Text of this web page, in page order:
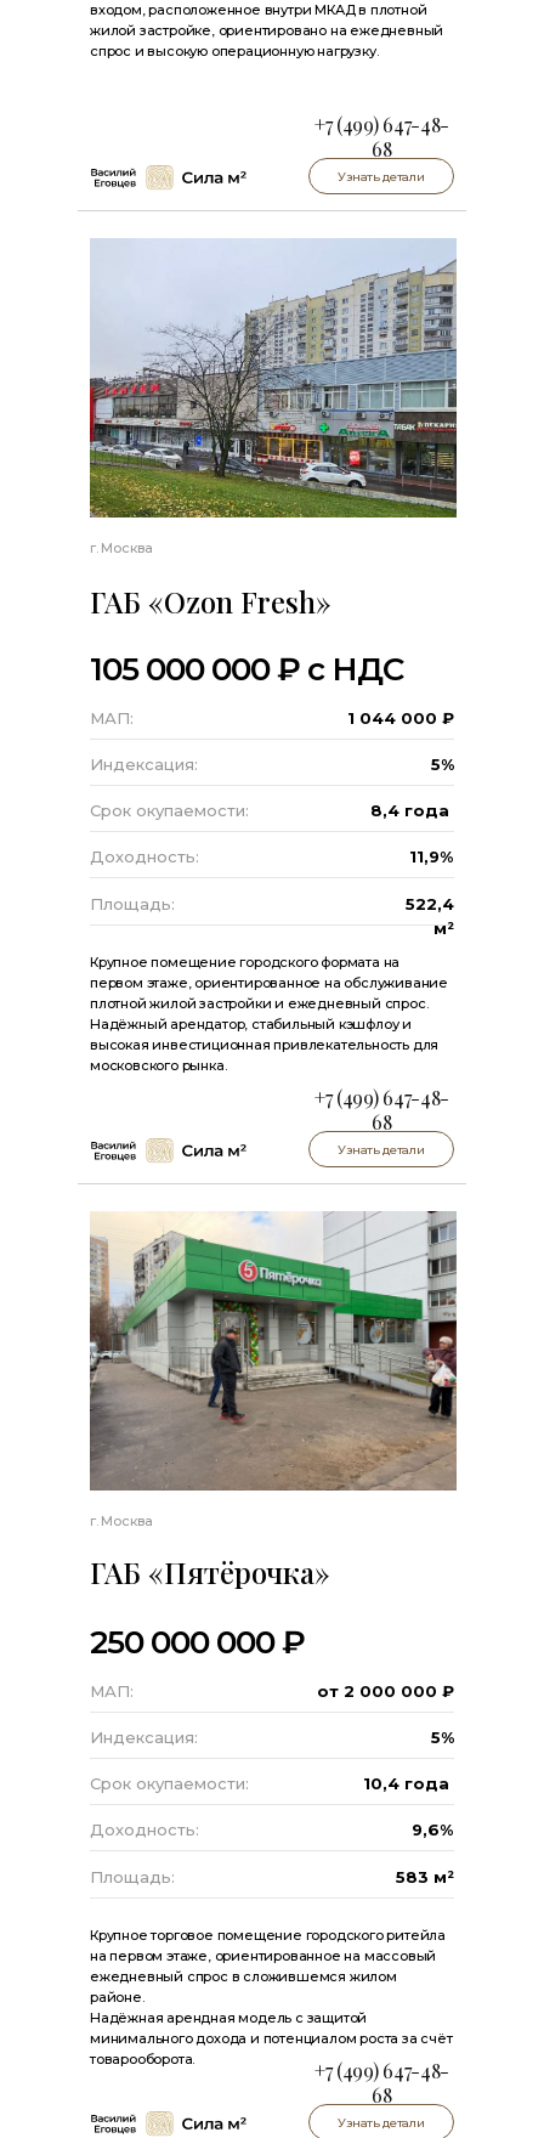
Узнать детали
входом, расположенное внутри МКАД в плотной
жилой застройке, ориентировано на ежедневный
спрос и высокую операционную нагрузку.
+7 (499) 647-48-
68
Узнать детали
11,9%
Доходность:
8,4 года
Срок окупаемости:
5%
Индексация:
ГАБ «Ozon Fresh»
522,4
м²
Площадь:
г. Москва
МАП: 1 044 000 ₽
Крупное помещение городского формата на
первом этаже, ориентированное на обслуживание
плотной жилой застройки и ежедневный спрос.
Надёжный арендатор, стабильный кэшфлоу и
высокая инвестиционная привлекательность для
московского рынка.
105 000 000 ₽ c НДС
+7 (499) 647-48-
68
Узнать детали
9,6%
Доходность:
10,4 года
Срок окупаемости:
5%
Индексация:
ГАБ «Пятёрочка»
583 м²
Площадь:
г. Москва
МАП: от 2 000 000 ₽
Крупное торговое помещение городского ритейла
на первом этаже, ориентированное на массовый
ежедневный спрос в сложившемся жилом
районе.
Надёжная арендная модель с защитой
минимального дохода и потенциалом роста за счёт
товарооборота.
250 000 000 ₽
+7 (499) 647-48-
68